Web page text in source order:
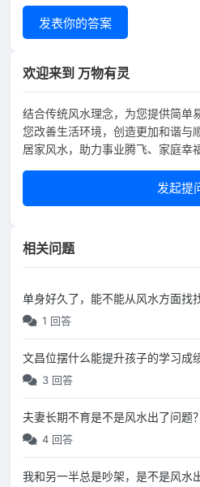
发表你的答案
欢迎来到 万物有灵
结合传统风水理念，为您提供简单
您改善生活环境，创造更加和谐与
居家风水，助力事业腾飞、家庭幸
发起提
相关问题
单身好久了，能不能从风水方面找
1 回答
文昌位摆什么能提升孩子的学习成
3 回答
夫妻长期不育是不是风水出了问题？
4 回答
我和另一半总是吵架，是不是风水